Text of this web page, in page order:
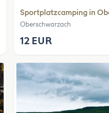
Sportplatzcamping in
Oberschwarzach
12 EUR